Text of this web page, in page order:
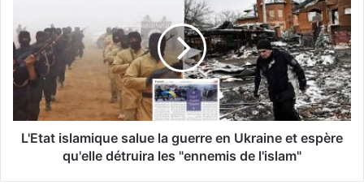
L'Etat islamique salue la guerre en Ukraine et espère
qu'elle détruira les "ennemis de l'islam"